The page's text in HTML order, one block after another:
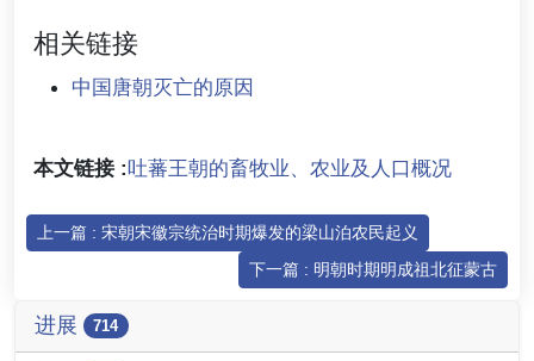
相关链接
中国唐朝灭亡的原因
本文链接 :吐蕃王朝的畜牧业、农业及人口概况
上一篇 : 宋朝宋徽宗统治时期爆发的梁山泊农民起义
下一篇 : 明朝时期明成祖北征蒙古
进展 714